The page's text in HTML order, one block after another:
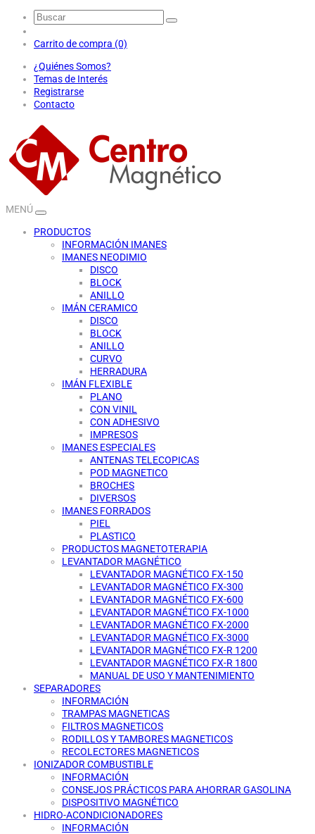
Carrito de compra (0)
¿Quiénes Somos?
Temas de Interés
Registrarse
Contacto
MENÚ
PRODUCTOS
INFORMACIÓN IMANES
IMANES NEODIMIO
DISCO
BLOCK
ANILLO
IMÁN CERAMICO
DISCO
BLOCK
ANILLO
CURVO
HERRADURA
IMÁN FLEXIBLE
PLANO
CON VINIL
CON ADHESIVO
IMPRESOS
IMANES ESPECIALES
ANTENAS TELECOPICAS
POD MAGNETICO
BROCHES
DIVERSOS
IMANES FORRADOS
PIEL
PLASTICO
PRODUCTOS MAGNETOTERAPIA
LEVANTADOR MAGNÉTICO
LEVANTADOR MAGNÉTICO FX-150
LEVANTADOR MAGNÉTICO FX-300
LEVANTADOR MAGNÉTICO FX-600
LEVANTADOR MAGNÉTICO FX-1000
LEVANTADOR MAGNÉTICO FX-2000
LEVANTADOR MAGNÉTICO FX-3000
LEVANTADOR MAGNÉTICO FX-R 1200
LEVANTADOR MAGNÉTICO FX-R 1800
MANUAL DE USO Y MANTENIMIENTO
SEPARADORES
INFORMACIÓN
TRAMPAS MAGNETICAS
FILTROS MAGNETICOS
RODILLOS Y TAMBORES MAGNETICOS
RECOLECTORES MAGNETICOS
IONIZADOR COMBUSTIBLE
INFORMACIÓN
CONSEJOS PRÁCTICOS PARA AHORRAR GASOLINA
DISPOSITIVO MAGNÉTICO
HIDRO-ACONDICIONADORES
INFORMACIÓN